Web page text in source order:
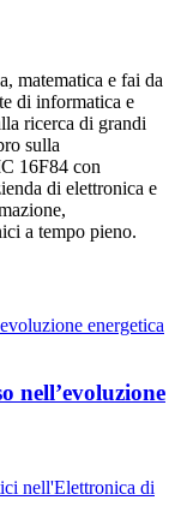
matematica e fai da
di informatica e
ricerca di grandi
sulla
16F84 con
di elettronica e
a tempo pieno.
nell’evoluzione